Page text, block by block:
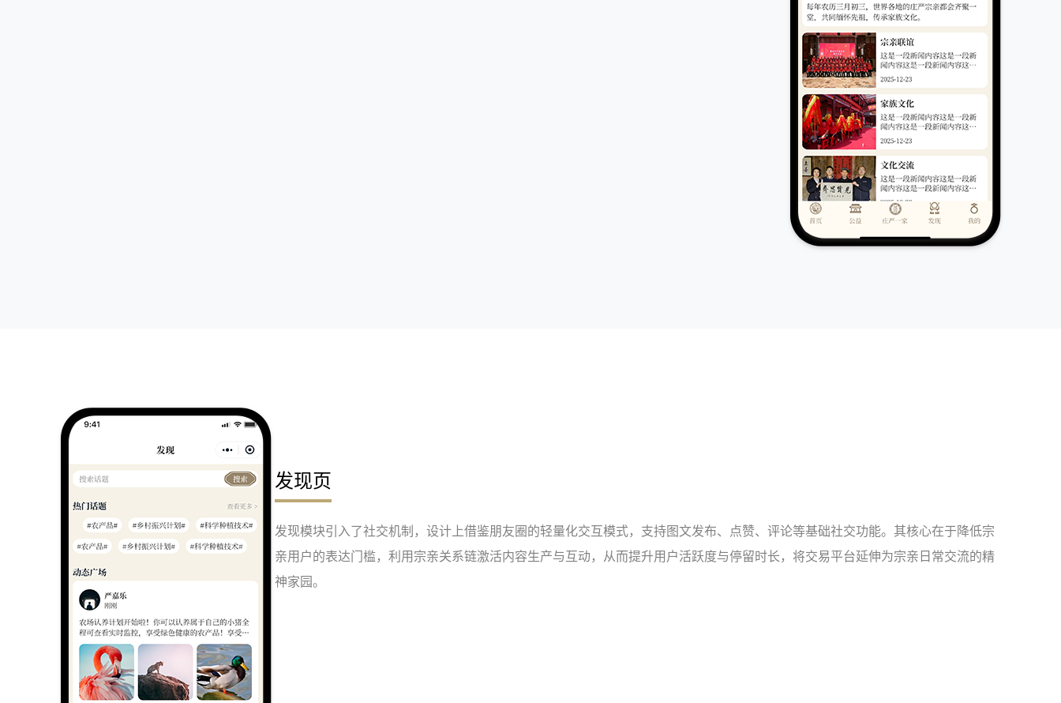
发现页
发现模块引入了社交机制，设计上借鉴朋友圈的轻量化交互模式，支持图文发布、点赞、评论等基础社交功能。其核心在于降低宗
亲用户的表达门槛，利用宗亲关系链激活内容生产与互动，从而提升用户活跃度与停留时长，将交易平台延伸为宗亲日常交流的精
神家园。